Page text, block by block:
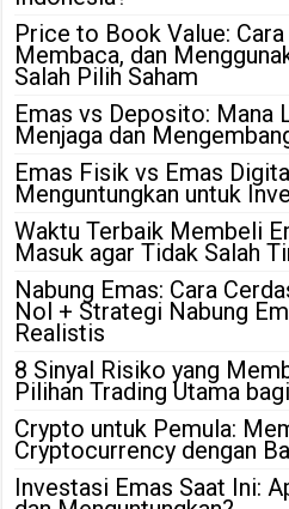
Price to Book Value:
Membaca, dan
Salah Pilih Saham
Emas vs Deposito: Mana
Menjaga dan
Emas Fisik vs Emas
Menguntungkan untuk
Waktu Terbaik Membeli
Masuk agar Tidak Salah
Nabung Emas: Cara
Nol + Strategi Nabung
Realistis
8 Sinyal Risiko yang
Pilihan Trading Utama
Crypto untuk Pemula:
Cryptocurrency dengan
Investasi Emas Saat Ini: